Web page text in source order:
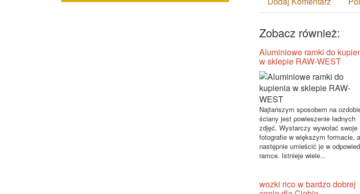
Zobacz również:
Aluminiowe ramki do
w sklepie RAW-WEST
Najtańszym sposobem na
ściany jest powieszenie ładnych
zdjęć. Wystarczy wywołać swoje
fotografie w większym formacie, a
następnie umieścić je w
ramce. Istnieje wiele...
wozki rico w bardzo dobrej